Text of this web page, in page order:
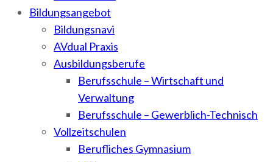
Bildungsangebot
Bildungsnavi
AVdual Praxis
Ausbildungsberufe
Berufsschule – Wirtschaft und
Verwaltung
Berufsschule – Gewerblich-Technisch
Vollzeitschulen
Berufliches Gymnasium